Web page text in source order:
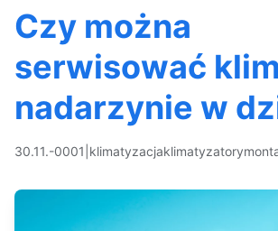
Czy można
serwisować
nadarzynie w
30.11.-0001 klimatyzacjaklimatyzatory